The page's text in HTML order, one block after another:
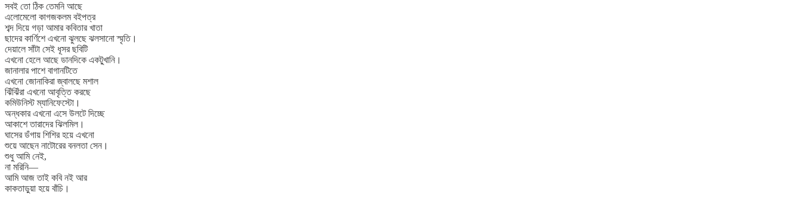
সবই তো ঠিক তেমনি আছে
এলোমেলো কাগজকলম বইপত্র
শব্দ দিয়ে গড়া আমার কবিতার খাতা
ছাদের কার্ণিশে এখনো ঝুলছে ঝলসানো স্মৃতি।
দেয়ালে সাঁটা সেই ধূসর ছবিটি
এখনো হেলে আছে ডানদিকে একটু্খানি।
জানালার পাশে বাগানটিতে
এখনো জোনাকিরা জ্বালছে মশাল
ঝিঁঝিঁরা এখনো আবৃত্তি করছে
কমিউনিস্ট ম্যানিফেস্টো।
অন্ধকার এখনো এসে উলটে দিচ্ছে
আকাশে তারাদের ঝিলমিল।
ঘাসের ডঁগায় শিশির হয়ে এখনো
শুয়ে আছেন নাটোরের বনলতা সেন।
শুধু আমি নেই,
না মরিনি—
আমি আজ তাই কবি নই আর
কাকতাড়ুয়া হয়ে বাঁচি।